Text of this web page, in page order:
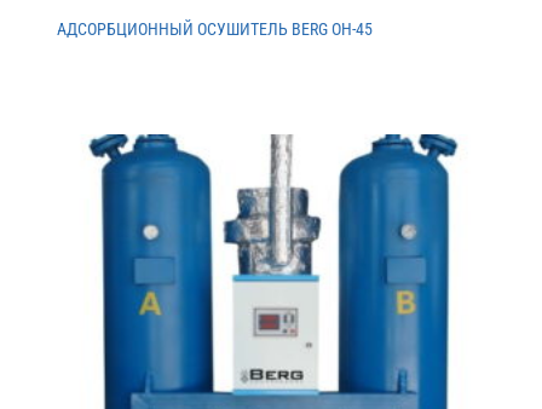
АДСОРБЦИОННЫЙ ОСУШИТЕЛЬ BERG ОH-45